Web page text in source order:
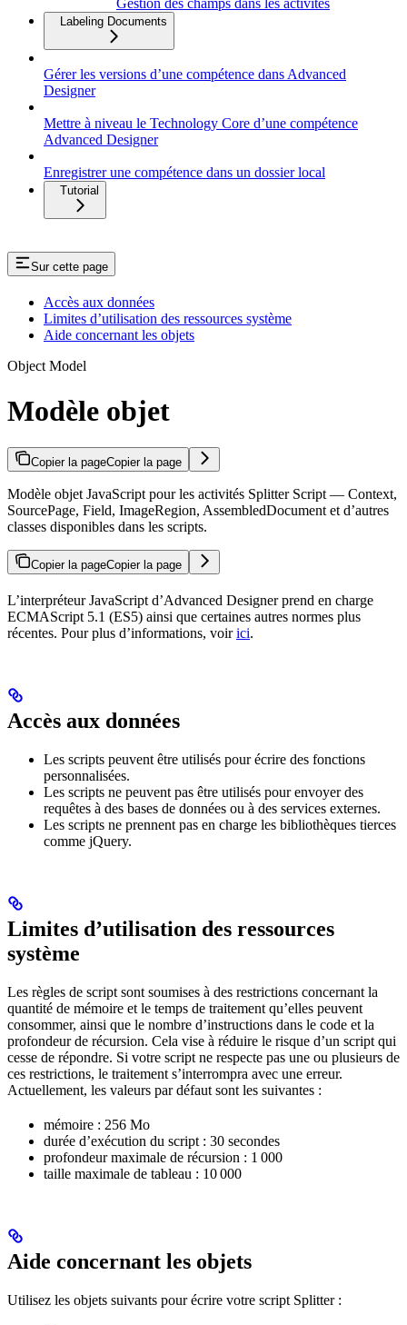
Gestion des champs dans les activités
Labeling Documents
Gérer les versions d’une compétence dans Advanced
Designer
Mettre à niveau le Technology Core d’une compétence
Advanced Designer
Enregistrer une compétence dans un dossier local
Tutorial
Sur cette page
Accès aux données
Limites d’utilisation des ressources système
Aide concernant les objets
Object Model
Modèle objet
Copier la pageCopier la page
Modèle objet JavaScript pour les activités Splitter Script — Context,
SourcePage, Field, ImageRegion, AssembledDocument et d’autres
classes disponibles dans les scripts.
Copier la pageCopier la page
L’interpréteur JavaScript d’Advanced Designer prend en charge
ECMAScript 5.1 (ES5) ainsi que certaines autres normes plus
récentes. Pour plus d’informations, voirici.
Accès aux données
Les scripts peuvent être utilisés pour écrire des fonctions
personnalisées.
Les scripts ne peuvent pas être utilisés pour envoyer des
requêtes à des bases de données ou à des services externes.
Les scripts ne prennent pas en charge les bibliothèques tierces
comme jQuery.
Limites d’utilisation des ressources
système
Les règles de script sont soumises à des restrictions concernant la
quantité de mémoire et le temps de traitement qu’elles peuvent
consommer, ainsi que le nombre d’instructions dans le code et la
profondeur de récursion. Cela vise à réduire le risque d’un script qui
cesse de répondre. Si votre script ne respecte pas une ou plusieurs de
ces restrictions, le traitement s’interrompra avec une erreur.
Actuellement, les valeurs par défaut sont les suivantes :
mémoire : 256 Mo
durée d’exécution du script : 30 secondes
profondeur maximale de récursion : 1 000
taille maximale de tableau : 10 000
Aide concernant les objets
Utilisez les objets suivants pour écrire votre script Splitter :